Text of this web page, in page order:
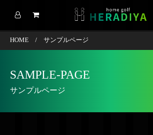
HOME / サンプルページ
SAMPLE-PAGE
サンプルページ